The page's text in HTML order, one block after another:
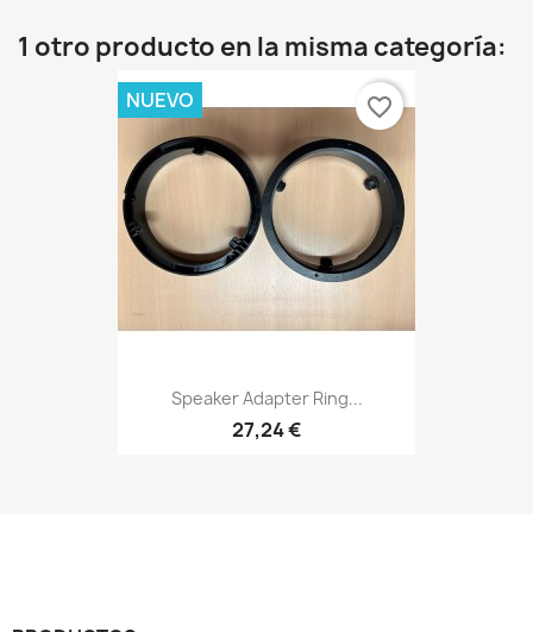
1 otro producto en la misma categoría:
Speaker Adapter Ring...
27,24 €
NUEVO favorite_border